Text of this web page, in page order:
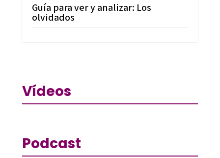
Guía para ver y analizar: Los
olvidados
Vídeos
Podcast